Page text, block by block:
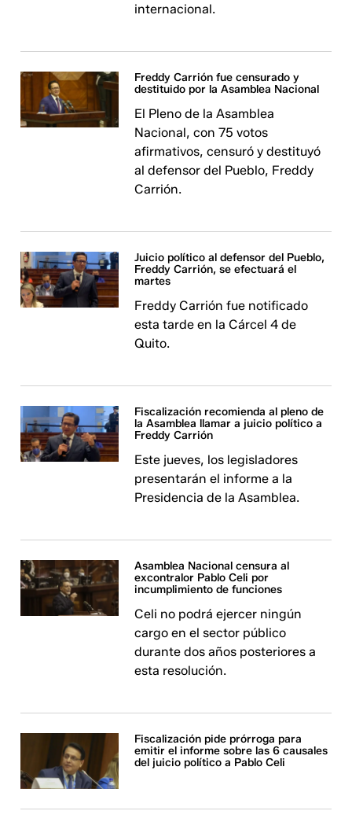
internacional.
Freddy Carrión fue censurado y
destituido por la Asamblea Nacional
El Pleno de la Asamblea
Nacional, con 75 votos
afirmativos, censuró y destituyó
al defensor del Pueblo, Freddy
Carrión.
Juicio político al defensor del Pueblo,
Freddy Carrión, se efectuará el
martes
Freddy Carrión fue notificado
esta tarde en la Cárcel 4 de
Quito.
Fiscalización recomienda al pleno de
la Asamblea llamar a juicio político a
Freddy Carrión
Este jueves, los legisladores
presentarán el informe a la
Presidencia de la Asamblea.
Asamblea Nacional censura al
excontralor Pablo Celi por
incumplimiento de funciones
Celi no podrá ejercer ningún
cargo en el sector público
durante dos años posteriores a
esta resolución.
Fiscalización pide prórroga para
emitir el informe sobre las 6 causales
del juicio político a Pablo Celi